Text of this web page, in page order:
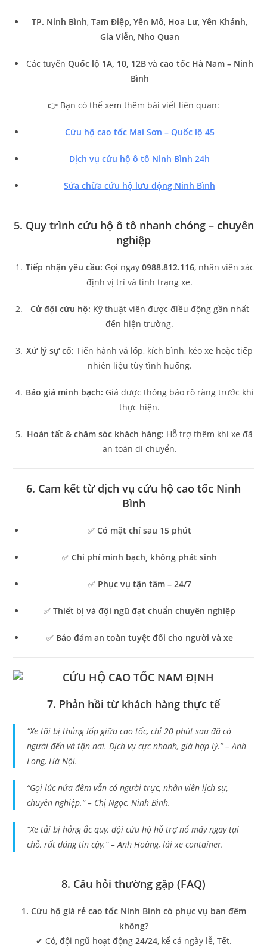
TP. Ninh Bình, Tam Điệp, Yên Mô, Hoa Lư, Yên Khánh,
Gia Viễn, Nho Quan
Các tuyến Quốc lộ 1A, 10, 12Bvà cao tốc Hà Nam – Ninh
Bình
👉 Bạn có thể xem thêm bài viết liên quan:
Cứu hộ cao tốc Mai Sơn – Quốc lộ 45
Dịch vụ cứu hộ ô tô Ninh Bình 24h
Sửa chữa cứu hộ lưu động Ninh Bình
5. Quy trình cứu hộ ô tô nhanh chóng – chuyên
nghiệp
Tiếp nhận yêu cầu: Gọi ngay 0988.812.116, nhân viên xác
định vị trí và tình trạng xe.
Cử đội cứu hộ: Kỹ thuật viên được điều động gần nhất
đến hiện trường.
Xử lý sự cố: Tiến hành vá lốp, kích bình, kéo xe hoặc tiếp
nhiên liệu tùy tình huống.
Báo giá minh bạch: Giá được thông báo rõ ràng trước khi
thực hiện.
Hoàn tất & chăm sóc khách hàng: Hỗ trợ thêm khi xe đã
an toàn di chuyển.
6. Cam kết từ dịch vụ cứu hộ cao tốc Ninh
Bình
✅ Có mặt chỉ sau 15 phút
✅ Chi phí minh bạch, không phát sinh
✅ Phục vụ tận tâm – 24/7
✅ Thiết bị và đội ngũ đạt chuẩn chuyên nghiệp
✅ Bảo đảm an toàn tuyệt đối cho người và xe
7. Phản hồi từ khách hàng thực tế
“Xe tôi bị thủng lốp giữa cao tốc, chỉ 20 phút sau đã có
người đến vá tận nơi. Dịch vụ cực nhanh, giá hợp lý.” –Anh
Long, Hà Nội.
“Gọi lúc nửa đêm vẫn có người trực, nhân viên lịch sự,
chuyên nghiệp.” – Chị Ngọc, Ninh Bình.
“Xe tải bị hỏng ắc quy, đội cứu hộ hỗ trợ nổ máy ngay tại
chỗ, rất đáng tin cậy.” –Anh Hoàng, lái xe container.
8. Câu hỏi thường gặp (FAQ)
1. Cứu hộ giá rẻ cao tốc Ninh Bình có phục vụ ban đêm
không?
✔ Có, đội ngũ hoạt động 24/24, kể cả ngày lễ, Tết.